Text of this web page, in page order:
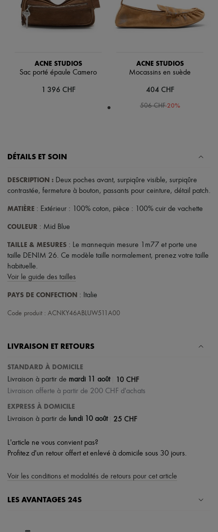
Écharpes & Foulards
Chapeaux
Accessoires de Sacs & Porte-clé
Accessoires cheveux
Tous les produits
Boucles d'oreilles
Maquillage
Soins visage
Soins cheveux
Solaires
Ultimates
ACNE STUDIOS
Sac porté épaule Camero
1 396 CHF
ACNE STUDIOS
Mocassins en suède
404 CHF
506 CHF-20%
DÉTAILS ET SOIN
DESCRIPTION : Deux poches avant, surpiqûre visible, surpiqûre
contrastée, fermeture à bouton, passants pour ceinture, détail patch.
MATIÈRE : Extérieur : 100% coton, pièce : 100% cuir de vachette
COULEUR : Mid Blue
TAILLE & MESURES : Le mannequin mesure 1m77 et porte une
taille DENIM 26. Ce modèle taille normalement, prenez votre taille
habituelle.
Voir le guide des tailles
PAYS DE CONFECTION : Italie
Code produit : ACNKY46ABLUW511A00
LIVRAISON ET RETOURS
STANDARD À DOMICILE
Livraison à partir de mardi 11 août 10 CHF
Livraison offerte à partir de 200 CHF d'achats
EXPRESS À DOMICILE
Livraison à partir de lundi 10 août 25 CHF
L'article ne vous convient pas?
Profitez d'un retour offert et enlevé à domicile sous 30 jours.
Voir les conditions et modalités de retours pour cet article
LES AVANTAGES 24S